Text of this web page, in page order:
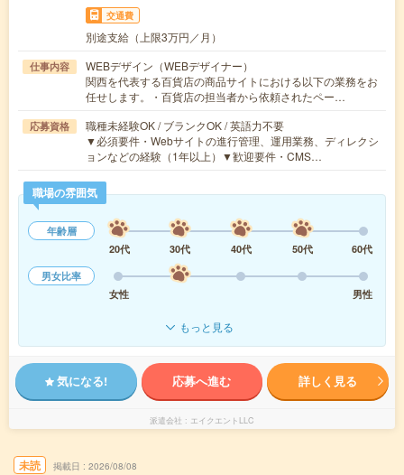
交通費
別途支給（上限3万円／月）
仕事内容
WEBデザイン（WEBデザイナー）
関西を代表する百貨店の商品サイトにおける以下の業務をお
任せします。・百貨店の担当者から依頼されたペー…
応募資格
職種未経験OK / ブランクOK / 英語力不要
▼必須要件・Webサイトの進行管理、運用業務、ディレクシ
ョンなどの経験（1年以上）▼歓迎要件・CMS…
職場の雰囲気
年齢層
20代
30代 40代 50代
60代
男女比率
女性
男性
もっと見る
気になる! 応募へ進む 詳しく見る
派遣会社 エイクエントLLC
未読 掲載日 2026/08/08